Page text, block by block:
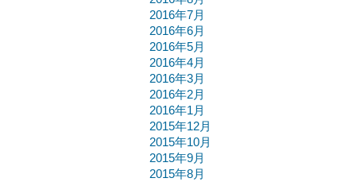
2016年7月
2016年6月
2016年5月
2016年4月
2016年3月
2016年2月
2016年1月
2015年12月
2015年10月
2015年9月
2015年8月